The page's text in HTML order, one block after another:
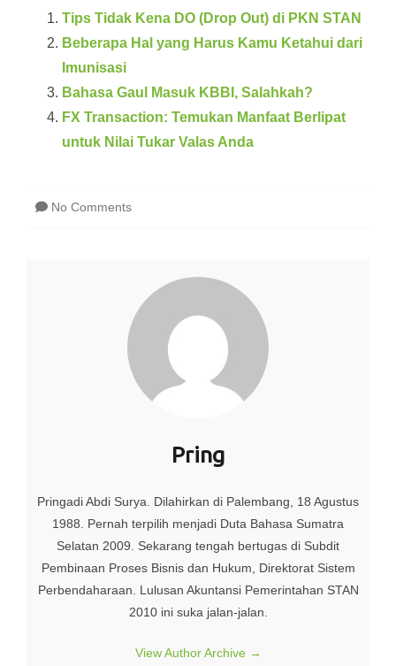
Tips Tidak Kena DO (Drop Out) di PKN STAN
Beberapa Hal yang Harus Kamu Ketahui dari
Imunisasi
Bahasa Gaul Masuk KBBI, Salahkah?
FX Transaction: Temukan Manfaat Berlipat
untuk Nilai Tukar Valas Anda
No Comments
Pring
Pringadi Abdi Surya. Dilahirkan di Palembang, 18 Agustus
1988. Pernah terpilih menjadi Duta Bahasa Sumatra
Selatan 2009. Sekarang tengah bertugas di Subdit
Pembinaan Proses Bisnis dan Hukum, Direktorat Sistem
Perbendaharaan. Lulusan Akuntansi Pemerintahan STAN
2010 ini suka jalan-jalan.
View Author Archive →